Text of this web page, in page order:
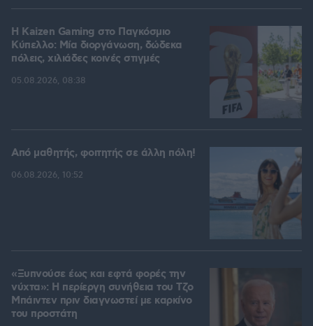
H Kaizen Gaming στο Παγκόσμιο
Kύπελλο: Μία διοργάνωση, δώδεκα
πόλεις, χιλιάδες κοινές στιγμές
05.08.2026, 08:38
Από μαθητής, φοιτητής σε άλλη πόλη!
06.08.2026, 10:52
«Ξυπνούσε έως και εφτά φορές την
νύχτα»: Η περίεργη συνήθεια του Τζο
Μπάιντεν πριν διαγνωστεί με καρκίνο
του προστάτη